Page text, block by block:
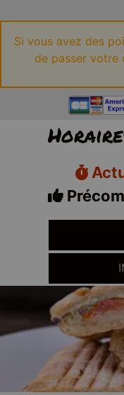
Si vous avez des
de passer votre